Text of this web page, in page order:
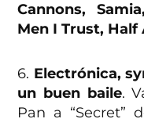
Cannons,
Men I Trust, Half
6. Electrónica,
un buen baile.
Pan a “Secret”